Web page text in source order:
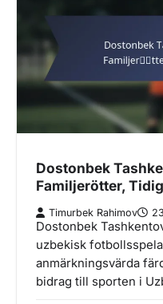
Dostonbek
Familjerötter,
Timurbek Rahimov
Dostonbek
uzbekisk
anmärkningsvärda
bidrag till sporten i